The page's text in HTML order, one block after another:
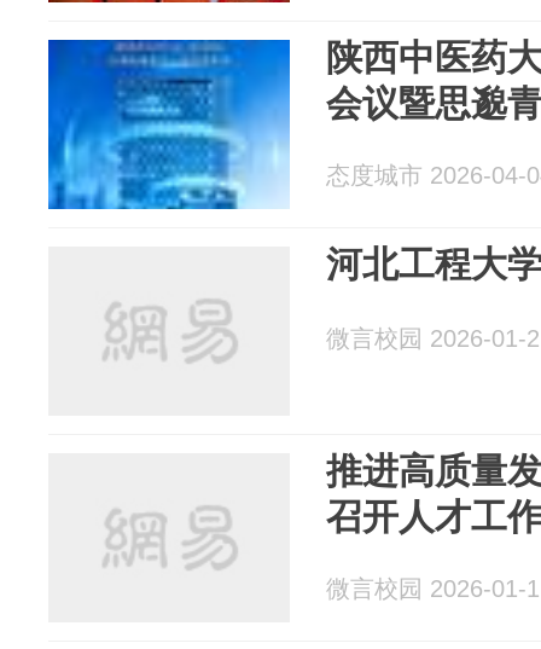
陕西中医药
会议暨思邈
态度城市 2026-04-
河北工程大
微言校园 2026-01-
推进高质量
召开人才工
微言校园 2026-01-